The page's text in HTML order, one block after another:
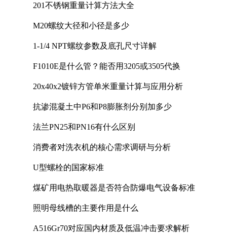
201不锈钢重量计算方法大全
M20螺纹大径和小径是多少
1-1/4 NPT螺纹参数及底孔尺寸详解
F1010E是什么管？能否用3205或3505代换
20x40x2镀锌方管单米重量计算与应用分析
抗渗混凝土中P6和P8膨胀剂分别加多少
法兰PN25和PN16有什么区别
消费者对洗衣机的核心需求调研与分析
U型螺栓的国家标准
煤矿用电热取暖器是否符合防爆电气设备标准
照明母线槽的主要作用是什么
A516Gr70对应国内材质及低温冲击要求解析